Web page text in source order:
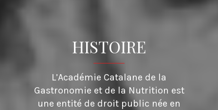
HISTOIRE
L’Académie Catalane de la
Gastronomie et de la Nutrition est
une entité de droit public née en